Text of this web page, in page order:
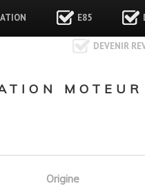
E85
DEVENIR
Origine